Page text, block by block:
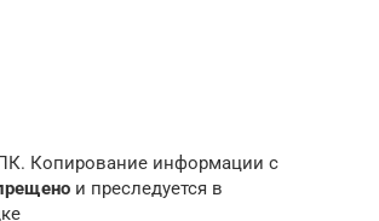
Копирование информации с
и преследуется в